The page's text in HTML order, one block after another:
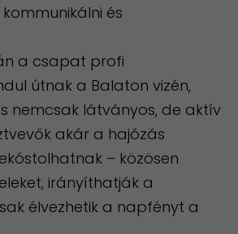
és
a csapat profi
útnak a Balaton vizén,
nemcsak látványos, de aktív
akár a hajózás
– közösen
irányíthatják a
élvezhetik a napfényt a